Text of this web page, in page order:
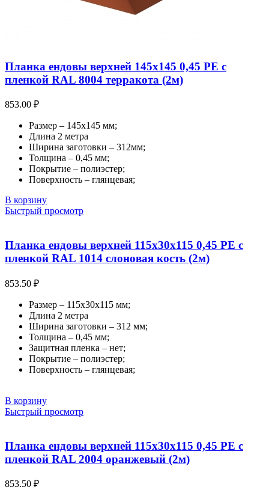
Планка ендовы верхней 145х145 0,45 PE с
пленкой RAL 8004 терракота (2м)
853.00 ₽
Размер – 145х145 мм;
Длина 2 метра
Ширина заготовки – 312мм;
Толщина – 0,45 мм;
Покрытие – полиэстер;
Поверхность – глянцевая;
В корзину
Быстрый просмотр
Планка ендовы верхней 115х30х115 0,45 PE с
пленкой RAL 1014 слоновая кость (2м)
853.50 ₽
Размер – 115х30х115 мм;
Длина 2 метра
Ширина заготовки – 312 мм;
Толщина – 0,45 мм;
Защитная пленка – нет;
Покрытие – полиэстер;
Поверхность – глянцевая;
В корзину
Быстрый просмотр
Планка ендовы верхней 115х30х115 0,45 PE с
пленкой RAL 2004 оранжевый (2м)
853.50 ₽